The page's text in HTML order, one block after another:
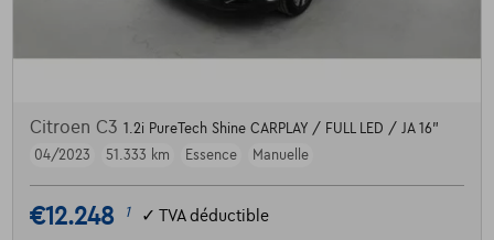
Citroen C3 1.2i PureTech Shine CARPLAY / FULL LED / JA 16"
04/2023
51.333 km Essence Manuelle
€12.248 1 ✓ TVA déductible